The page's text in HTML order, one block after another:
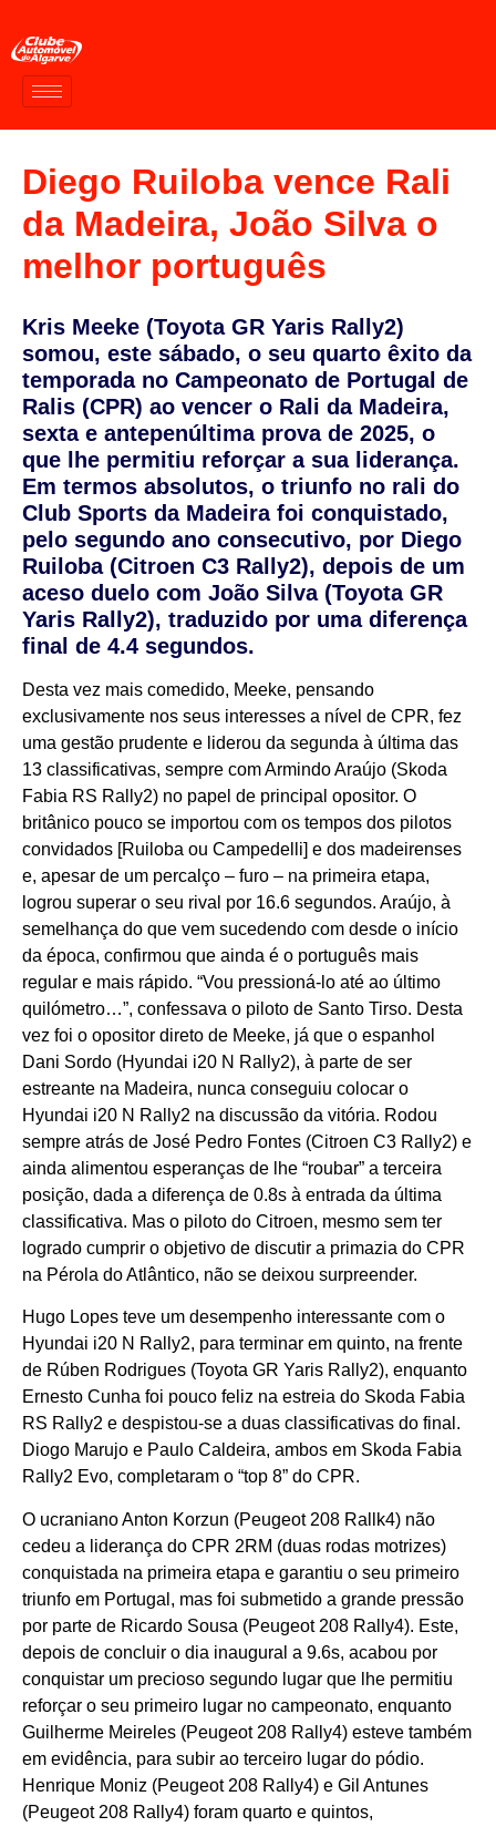
Diego Ruiloba vence Rali
da Madeira, João Silva o
melhor português
Kris Meeke (Toyota GR Yaris Rally2)
somou, este sábado, o seu quarto êxito da
temporada no Campeonato de Portugal de
Ralis (CPR) ao vencer o Rali da Madeira,
sexta e antepenúltima prova de 2025, o
que lhe permitiu reforçar a sua liderança.
Em termos absolutos, o triunfo no rali do
Club Sports da Madeira foi conquistado,
pelo segundo ano consecutivo, por Diego
Ruiloba (Citroen C3 Rally2), depois de um
aceso duelo com João Silva (Toyota GR
Yaris Rally2), traduzido por uma diferença
final de 4.4 segundos.
Desta vez mais comedido, Meeke, pensando
exclusivamente nos seus interesses a nível de CPR, fez
uma gestão prudente e liderou da segunda à última das
13 classificativas, sempre com Armindo Araújo (Skoda
Fabia RS Rally2) no papel de principal opositor. O
britânico pouco se importou com os tempos dos pilotos
convidados [Ruiloba ou Campedelli] e dos madeirenses
e, apesar de um percalço – furo – na primeira etapa,
logrou superar o seu rival por 16.6 segundos. Araújo, à
semelhança do que vem sucedendo com desde o início
da época, confirmou que ainda é o português mais
regular e mais rápido. “Vou pressioná-lo até ao último
quilómetro…”, confessava o piloto de Santo Tirso. Desta
vez foi o opositor direto de Meeke, já que o espanhol
Dani Sordo (Hyundai i20 N Rally2), à parte de ser
estreante na Madeira, nunca conseguiu colocar o
Hyundai i20 N Rally2 na discussão da vitória. Rodou
sempre atrás de José Pedro Fontes (Citroen C3 Rally2) e
ainda alimentou esperanças de lhe “roubar” a terceira
posição, dada a diferença de 0.8s à entrada da última
classificativa. Mas o piloto do Citroen, mesmo sem ter
logrado cumprir o objetivo de discutir a primazia do CPR
na Pérola do Atlântico, não se deixou surpreender.
Hugo Lopes teve um desempenho interessante com o
Hyundai i20 N Rally2, para terminar em quinto, na frente
de Rúben Rodrigues (Toyota GR Yaris Rally2), enquanto
Ernesto Cunha foi pouco feliz na estreia do Skoda Fabia
RS Rally2 e despistou-se a duas classificativas do final.
Diogo Marujo e Paulo Caldeira, ambos em Skoda Fabia
Rally2 Evo, completaram o “top 8” do CPR.
O ucraniano Anton Korzun (Peugeot 208 Rallk4) não
cedeu a liderança do CPR 2RM (duas rodas motrizes)
conquistada na primeira etapa e garantiu o seu primeiro
triunfo em Portugal, mas foi submetido a grande pressão
por parte de Ricardo Sousa (Peugeot 208 Rally4). Este,
depois de concluir o dia inaugural a 9.6s, acabou por
conquistar um precioso segundo lugar que lhe permitiu
reforçar o seu primeiro lugar no campeonato, enquanto
Guilherme Meireles (Peugeot 208 Rally4) esteve também
em evidência, para subir ao terceiro lugar do pódio.
Henrique Moniz (Peugeot 208 Rally4) e Gil Antunes
(Peugeot 208 Rally4) foram quarto e quintos,